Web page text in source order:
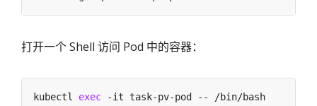
打开一个 Shell 访问 Pod 中的容器：
kubectl exec